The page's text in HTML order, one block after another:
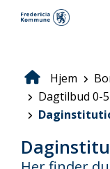
Hjem
Dagtilbud 0-